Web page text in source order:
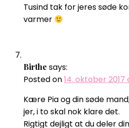
Tusind tak for jeres søde
varmer
Birthe says:
Posted on14. oktober 2017
Kære Pia og din søde
jer, i to skal nok klare det.
Rigtigt dejligt at du deler